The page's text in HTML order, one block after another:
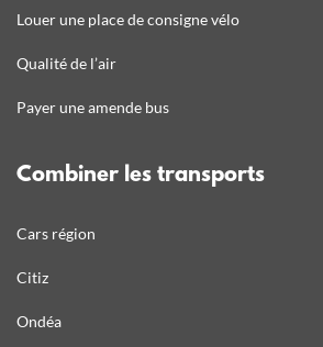
Louer une place de consigne vélo
Qualité de l’air
Payer une amende bus
Combiner les transports
Cars région
Citiz
Ondéa